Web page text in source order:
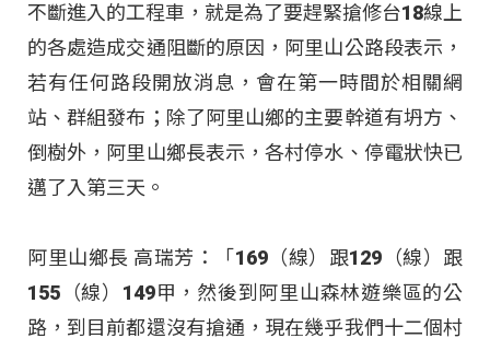
不斷進入的工程車，就是為了要趕緊搶修台18線上
的各處造成交通阻斷的原因，阿里山公路段表示，
若有任何路段開放消息，會在第一時間於相關網
站、群組發布；除了阿里山鄉的主要幹道有坍方、
倒樹外，阿里山鄉長表示，各村停水、停電狀快已
邁了入第三天。
阿里山鄉長 高瑞芳：「169（線）跟129（線）跟
155（線）149甲，然後到阿里山森林遊樂區的公
路，到目前都還沒有搶通，現在幾乎我們十二個村